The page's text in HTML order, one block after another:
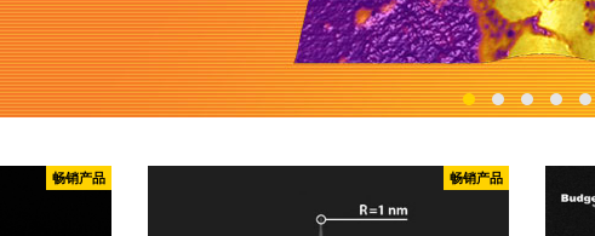
畅销产品 畅销产品